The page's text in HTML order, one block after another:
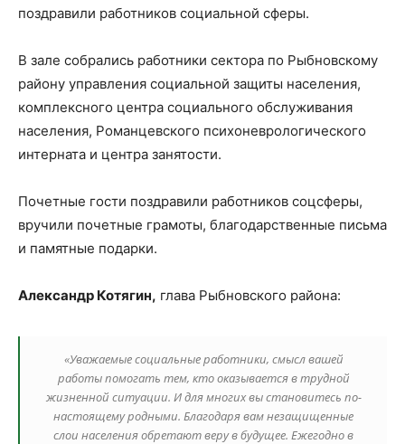
поздравили работников социальной сферы.
В зале собрались работники сектора по Рыбновскому
району управления социальной защиты населения,
комплексного центра социального обслуживания
населения, Романцевского психоневрологического
интерната и центра занятости.
Почетные гости поздравили работников соцсферы,
вручили почетные грамоты, благодарственные письма
и памятные подарки.
Александр Котягин, глава Рыбновского района:
«Уважаемые социальные работники, смысл вашей
работы помогать тем, кто оказывается в трудной
жизненной ситуации. И для многих вы становитесь по-
настоящему родными. Благодаря вам незащищенные
слои населения обретают веру в будущее. Ежегодно в